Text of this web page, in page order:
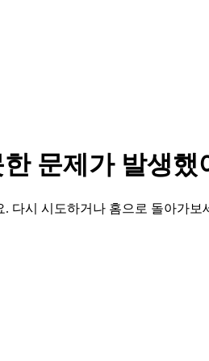
문제가 발생했
. 다시 시도하거나 홈으로 돌아가보